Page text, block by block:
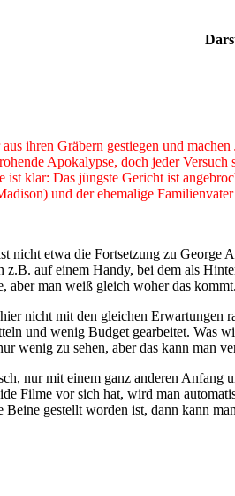
ihren Gräbern gestiegen und
Apokalypse, doch jeder
ist klar: Das jüngste Gericht ist
und der ehemalige
nicht etwa die Fortsetzung zu George
auf einem Handy, bei dem als
aber man weiß gleich woher das kommt.
nicht mit den gleichen
und wenig Budget gearbeitet. Was
wenig zu sehen, aber das kann man
nur mit einem ganz anderen
Filme vor sich hat, wird man
gestellt worden ist, dann kann